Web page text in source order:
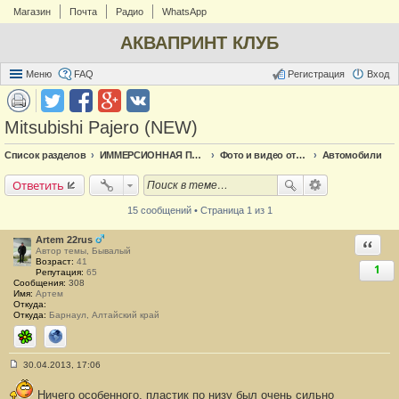
Магазин Почта Радио WhatsApp
АКВАПРИНТ КЛУБ
Меню FAQ Вход
Регистрация
Mitsubishi Pajero (NEW)
Список разделов ИММЕРСИОННАЯ ПЕЧАТЬ Фото и видео отчёт по аквапечати Автомобили
Ответить
15 сообщений • Страница 1 из 1
Artem 22rus
Автор темы, Бывалый
Возраст: 41
Репутация: 65
Сообщения: 308
Имя: Артем
Откуда:
Откуда: Барнаул, Алтайский край
ICQ Сайт
1
о
о
30.04.2013, 17:06
Ничего особенного, пластик по низу был очень сильно